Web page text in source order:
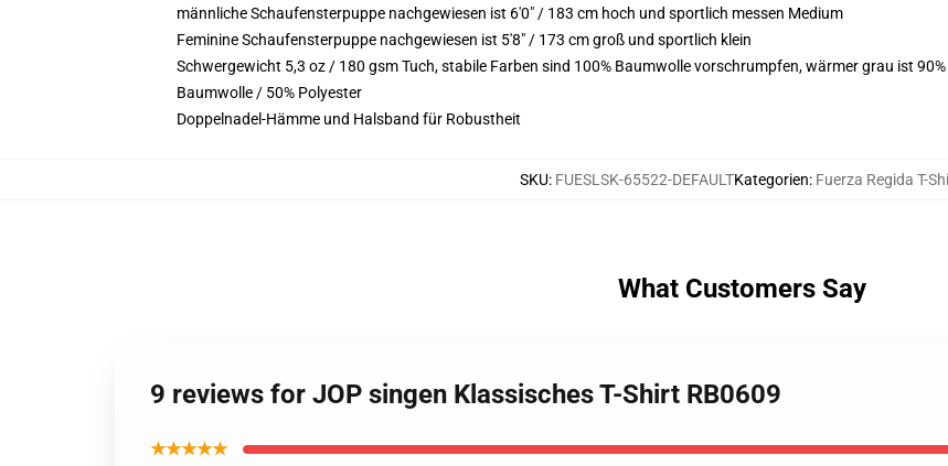
männliche Schaufensterpuppe nachgewiesen ist 6'0" / 183 cm hoch und sportlich messen Medium
Feminine Schaufensterpuppe nachgewiesen ist 5'8" / 173 cm groß und sportlich klein
Schwergewicht 5,3 oz / 180 gsm Tuch, stabile Farben sind 100% Baumwolle vorschrumpfen, wärmer grau ist
Baumwolle / 50% Polyester
Doppelnadel-Hämme und Halsband für Robustheit
SKU: FUESLSK-65522-DEFAULTKategorien: Fuerza Regida T-
What Customers Say
9 reviews for JOP singen Klassisches T-Shirt RB0609
★★★★★